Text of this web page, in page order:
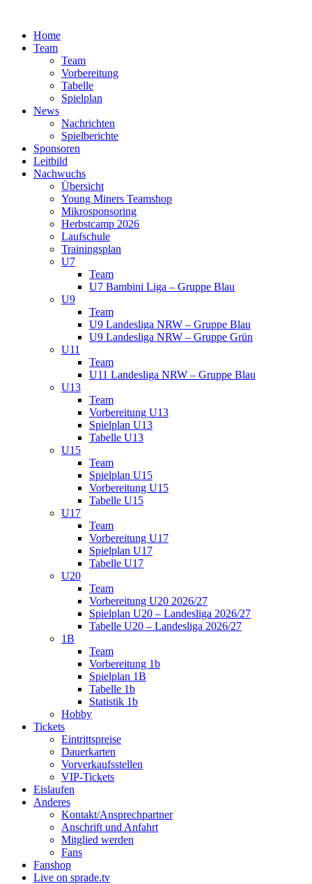
springenHome
Team
Team
Vorbereitung
Tabelle
Spielplan
News
Nachrichten
Spielberichte
Sponsoren
Leitbild
Nachwuchs
Übersicht
Young Miners Teamshop
Mikrosponsoring
Herbstcamp 2026
Laufschule
Trainingsplan
U7
Team
U7 Bambini Liga – Gruppe Blau
U9
Team
U9 Landesliga NRW – Gruppe Blau
U9 Landesliga NRW – Gruppe Grün
U11
Team
U11 Landesliga NRW – Gruppe Blau
U13
Team
Vorbereitung U13
Spielplan U13
Tabelle U13
U15
Team
Spielplan U15
Vorbereitung U15
Tabelle U15
U17
Team
Vorbereitung U17
Spielplan U17
Tabelle U17
U20
Team
Vorbereitung U20 2026/27
Spielplan U20 – Landesliga 2026/27
Tabelle U20 – Landesliga 2026/27
1B
Team
Vorbereitung 1b
Spielplan 1B
Tabelle 1b
Statistik 1b
Hobby
Tickets
Eintrittspreise
Dauerkarten
Vorverkaufsstellen
VIP-Tickets
Eislaufen
Anderes
Kontakt/Ansprechpartner
Anschrift und Anfahrt
Mitglied werden
Fans
Fanshop
Live on sprade.tv